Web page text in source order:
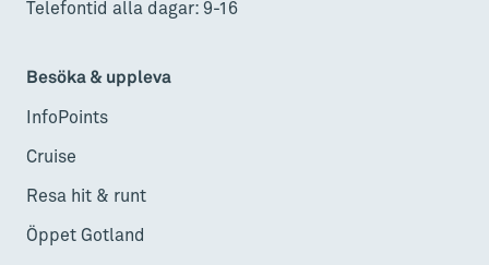
Telefontid alla dagar: 9-16
Besöka & uppleva
InfoPoints
Cruise
Resa hit & runt
Öppet Gotland